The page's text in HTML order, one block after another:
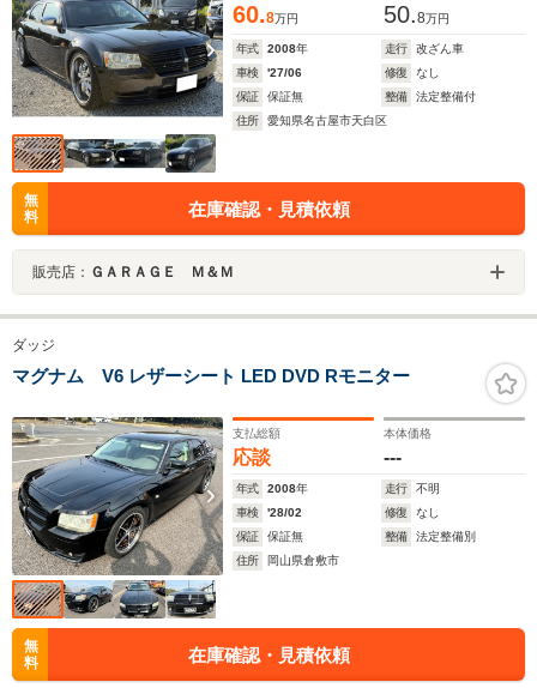
60.8万円 50.8万円
年式 2008年 走行
改ざん車
車検
'27/06 修復
なし
保証
保証無 整備
法定整備付
住所
愛知県名古屋市天白区
無
料
在庫確認・見積依頼
販売店： ＧＡＲＡＧＥ Ｍ＆Ｍ
ダッジ
マグナム V6 レザーシート LED DVD Rモニター
支払総額
応談
本体価格
---
年式 2008年 走行
不明
車検
'28/02 修復
なし
保証
保証無 整備
法定整備別
住所
岡山県倉敷市
無
料
在庫確認・見積依頼